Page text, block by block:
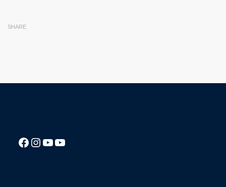
SHARE
Посилання на Facebook сторінку ліцею
Instagram
Посилання на YouTube канал ліцеюПосилання на YouTube канал ліцею